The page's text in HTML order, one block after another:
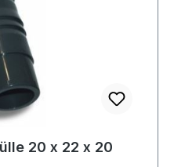
20 x 22 x 20